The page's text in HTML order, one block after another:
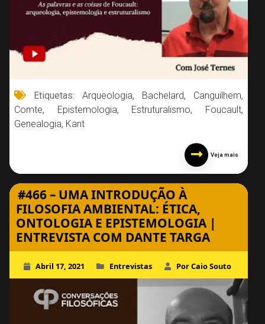
Etiquetas:Arqueologia, Bachelard, Canguilhem,
Comte, Epistemologia, Estruturalismo, Foucault,
Genealogia, Kant
Veja mais
#466 – UMA INTRODUÇÃO À
FILOSOFIA AMBIENTAL: ÉTICA,
ONTOLOGIA E EPISTEMOLOGIA |
ENTREVISTA COM DANTE TARGA
Abril 17, 2021 Entrevistas Por Caio Souto